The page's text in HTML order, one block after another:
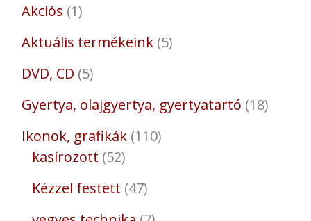
Akciós 1
Aktuális termékeink 5
DVD, CD 5
Gyertya, olajgyertya, gyertyatartó 18
Ikonok, grafikák 110
kasírozott 52
Kézzel festett 47